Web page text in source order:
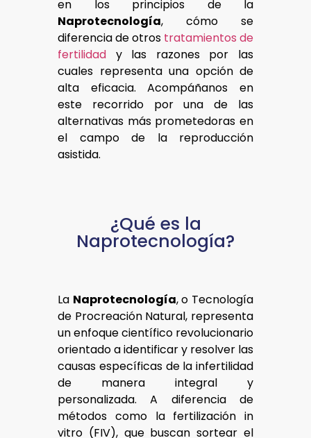
en los principios de la
Naprotecnología, cómo se
diferencia de otros tratamientos de
fertilidad y las razones por las
cuales representa una opción de
alta eficacia. Acompáñanos en
este recorrido por una de las
alternativas más prometedoras en
el campo de la reproducción
asistida.
¿Qué es la
Naprotecnología?
La Naprotecnología, o Tecnología
de Procreación Natural, representa
un enfoque científico revolucionario
orientado a identificar y resolver las
causas específicas de la infertilidad
de manera integral y
personalizada. A diferencia de
métodos como la fertilización in
vitro (FIV), que buscan sortear el